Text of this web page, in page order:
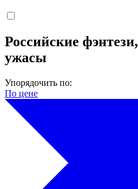
Российские
ужасы
Упорядочить по:
По цене